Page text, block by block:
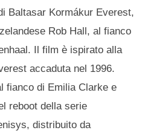
Baltasar Kormákur Everest,
Rob Hall, al fianco
Il film è ispirato alla
accaduta nel 1996.
fianco di Emilia Clarke e
reboot della serie
distribuito da